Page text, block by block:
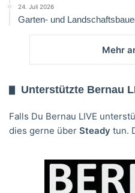
24. Juli 2026
Garten- und
Mehr
Unterstützte Bernau
Falls Du Bernau LIVE
dies gerne über Steady tun.